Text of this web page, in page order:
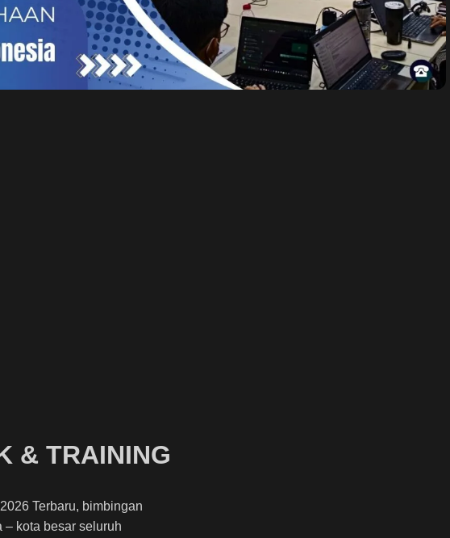
& TRAINING
Terbaru, bimbingan
kota besar seluruh